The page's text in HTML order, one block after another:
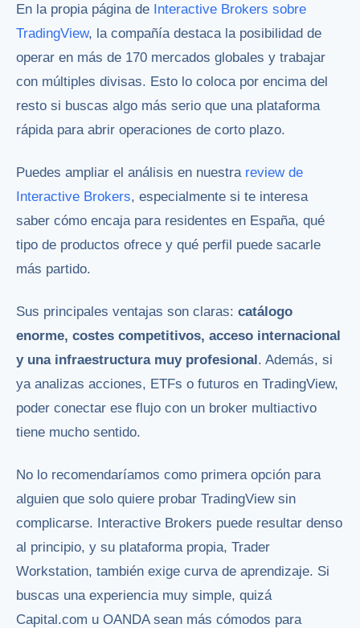
En la propia página de Interactive Brokers sobre
TradingView, la compañía destaca la posibilidad de
operar en más de 170 mercados globales y trabajar
con múltiples divisas. Esto lo coloca por encima del
resto si buscas algo más serio que una plataforma
rápida para abrir operaciones de corto plazo.
Puedes ampliar el análisis en nuestra review de
Interactive Brokers, especialmente si te interesa
saber cómo encaja para residentes en España, qué
tipo de productos ofrece y qué perfil puede sacarle
más partido.
Sus principales ventajas son claras: catálogo
enorme, costes competitivos, acceso internacional
y una infraestructura muy profesional. Además, si
ya analizas acciones, ETFs o futuros en TradingView,
poder conectar ese flujo con un broker multiactivo
tiene mucho sentido.
No lo recomendaríamos como primera opción para
alguien que solo quiere probar TradingView sin
complicarse. Interactive Brokers puede resultar denso
al principio, y su plataforma propia, Trader
Workstation, también exige curva de aprendizaje. Si
buscas una experiencia muy simple, quizá
Capital.com u OANDA sean más cómodos para